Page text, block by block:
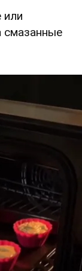
или
смазанные